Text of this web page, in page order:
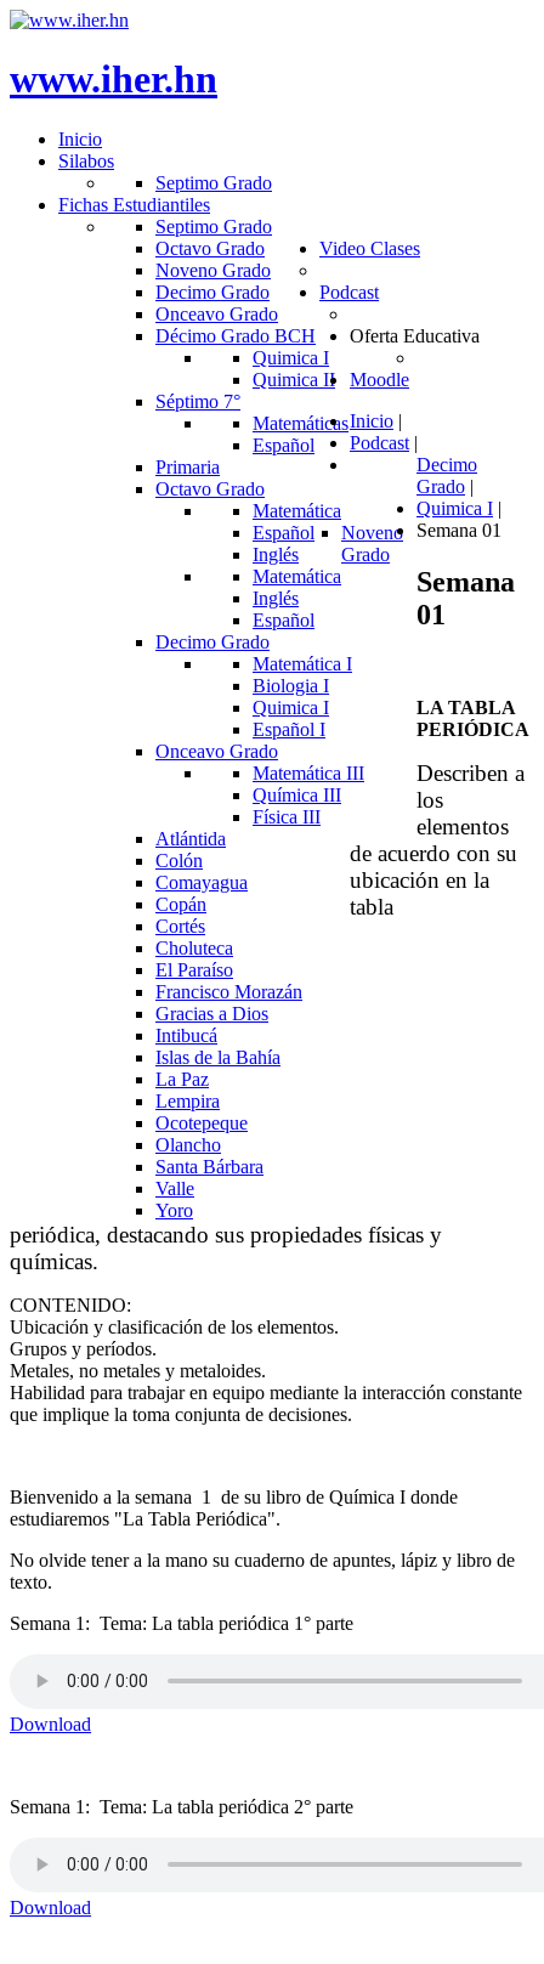
www.iher.hn
Inicio
Silabos
Septimo Grado
Fichas Estudiantiles
Septimo Grado
Octavo Grado
Noveno Grado
Decimo Grado
Onceavo Grado
Video Clases
Décimo Grado BCH
Quimica I
Quimica II
Séptimo 7°
Matemáticas
Español
Podcast
Primaria
Octavo Grado
Matemática
Español
Inglés
Noveno
Grado
Matemática
Inglés
Español
Decimo Grado
Matemática I
Biologia I
Quimica I
Español I
Onceavo Grado
Matemática III
Química III
Física III
Oferta Educativa
Atlántida
Colón
Comayagua
Copán
Cortés
Choluteca
El Paraíso
Francisco Morazán
Gracias a Dios
Intibucá
Islas de la Bahía
La Paz
Lempira
Ocotepeque
Olancho
Santa Bárbara
Valle
Yoro
Moodle
Inicio |
Podcast |
Decimo
Grado |
Quimica I |
Semana 01
Semana
01
LA TABLA
PERIÓDICA
Describen a
los
elementos
de acuerdo con su
ubicación en la
tabla
periódica, destacando sus propiedades físicas y
químicas.
CONTENIDO:
Ubicación y clasificación de los elementos.
Grupos y períodos.
Metales, no metales y metaloides.
Habilidad para trabajar en equipo mediante la interacción constante
que implique la toma conjunta de decisiones.
Bienvenido a la semana 1 de su libro de Química I donde
estudiaremos "La Tabla Periódica".
No olvide tener a la mano su cuaderno de apuntes, lápiz y libro de
texto.
Semana 1: Tema: La tabla periódica 1° parte
Download
Semana 1: Tema: La tabla periódica 2° parte
Download